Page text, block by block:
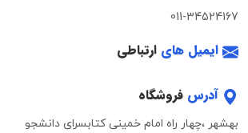
011-34524167
ایمیل های ارتباطی
آدرس فروشگاه
بهشهر ،چهار راه امام خمینی کتابسرای دانشجو